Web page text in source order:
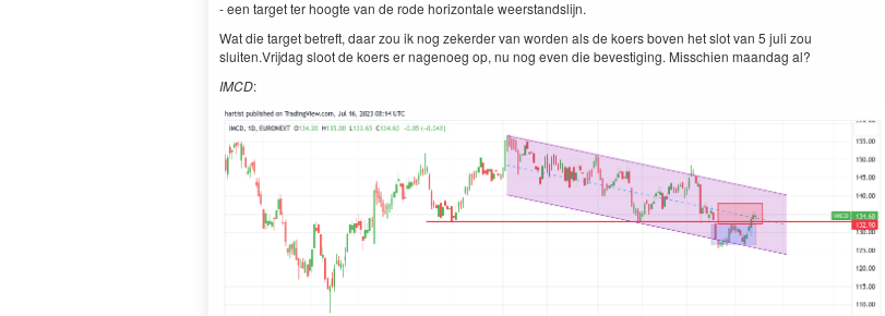
- een tar­get ter hoogte van de rode hor­i­zon­tale weerstandslijn.
Wat die tar­get betre­ft, daar zou ik nog zek­erder van wor­den als de koers boven het slot van 5 juli zou
sluiten.Vrijdag sloot de koers er nage­noeg op, nu nog even die beves­tig­ing. Miss­chien maandag al?
IMCD: